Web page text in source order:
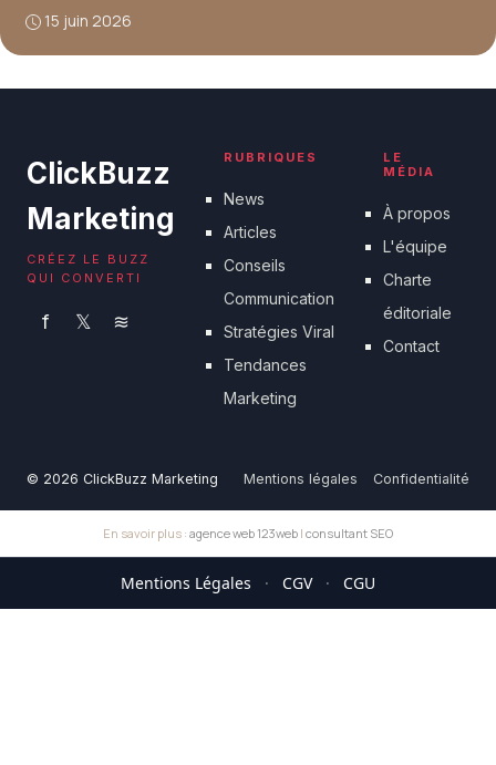
15 juin 2026
ClickBuzz
Marketing
CRÉEZ LE BUZZ
QUI CONVERTI
f 𝕏 ≋
RUBRIQUES
News
Articles
Conseils
Communication
Stratégies Viral
Tendances
Marketing
LE
MÉDIA
À propos
L'équipe
Charte
éditoriale
Contact
© 2026 ClickBuzz Marketing Mentions légales Confidentialité
En savoir plus : agence web 123web | consultant SEO
Mentions Légales · CGV · CGU